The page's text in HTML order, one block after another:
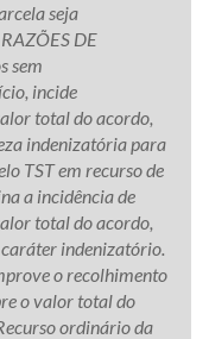
seja
DE
sem
incide
total do acordo,
indenizatória para
TST em recurso de
a incidência de
total do acordo,
indenizatório.
o recolhimento
o valor total do
ordinário da